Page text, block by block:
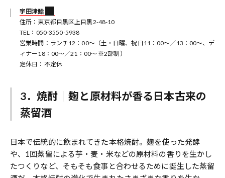
宇田津鮨
住所：東京都目黒区上目黒2-48-10
TEL：050-3550-5938
営業時間：ランチ12：00～（土・日曜、祝日11：00～／13：00～、デ
ィナー18：00～／21：00～ ※2部制）
定休日：不定休
3．焼酎｜麹と原材料が香る日本古来の
蒸留酒
日本で伝統的に飲まれてきた本格焼酎。麹を使った発酵
や、1回蒸留による芋・麦・米などの原材料の香りを生かし
たつくりなど、そもそも食事と合わせるために誕生した蒸留